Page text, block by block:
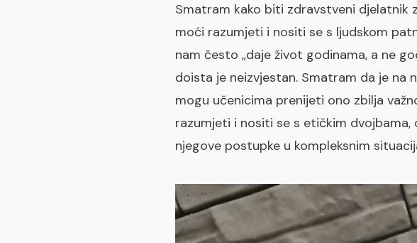
Smatram kako biti zdravstveni djelatnik
moći razumjeti i nositi se s ljudskom
nam često „daje život godinama, a ne
doista je neizvjestan. Smatram da je na
mogu učenicima prenijeti ono zbilja
razumjeti i nositi se s etičkim
njegove postupke u kompleksnim